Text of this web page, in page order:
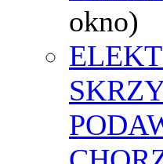
okno)